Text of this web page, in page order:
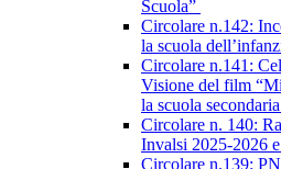
Scuola”
Circolare n.142:
la scuola
Circolare n.141:
Visione del film
la scuola
Circolare n. 140:
Invalsi 2025-2026
Circolare n.139: